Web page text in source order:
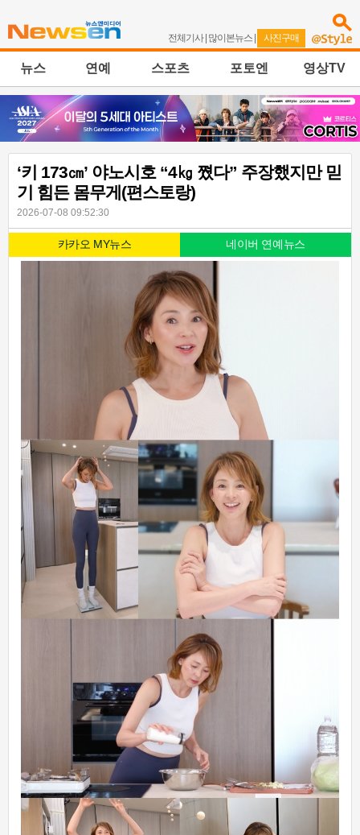
전체기사| 많이본뉴스 | 사진구매
뉴스 연예 스포츠 포토엔 영상TV
‘키 173㎝’ 야노시호 “4㎏ 쪘다” 주장했지만 믿
기 힘든 몸무게(편스토랑)
2026-07-08 09:52:30
카카오 MY뉴스 네이버 연예뉴스